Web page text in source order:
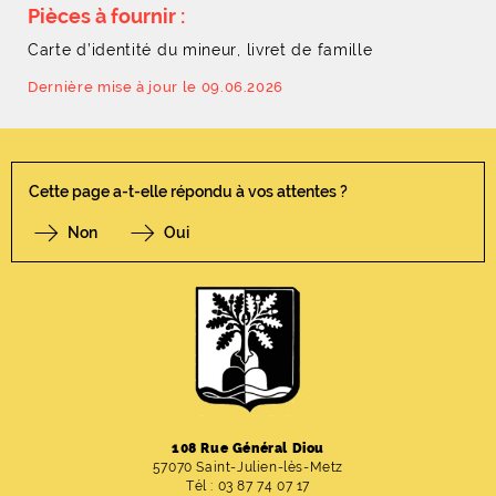
Pièces à fournir :
Carte d’identité du mineur, livret de famille
Dernière mise à jour le 09.06.2026
Cette page a-t-elle répondu à vos attentes ?
Non Oui
108 Rue Général Diou
57070 Saint-Julien-lès-Metz
Tél : 03 87 74 07 17